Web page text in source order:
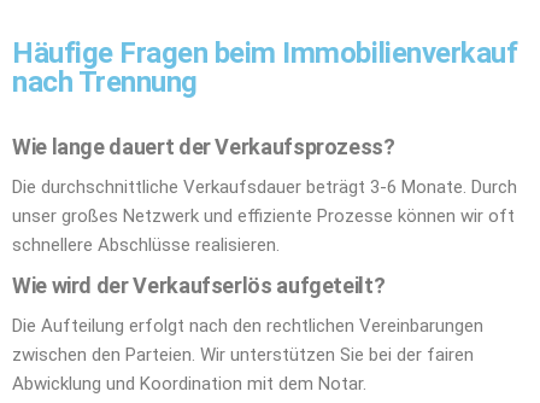
Häufige Fragen beim Immobilienverkauf
nach Trennung
Wie lange dauert der Verkaufsprozess?
Die durchschnittliche Verkaufsdauer beträgt 3-6 Monate. Durch
unser großes Netzwerk und effiziente Prozesse können wir oft
schnellere Abschlüsse realisieren.
Wie wird der Verkaufserlös aufgeteilt?
Die Aufteilung erfolgt nach den rechtlichen Vereinbarungen
zwischen den Parteien. Wir unterstützen Sie bei der fairen
Abwicklung und Koordination mit dem Notar.